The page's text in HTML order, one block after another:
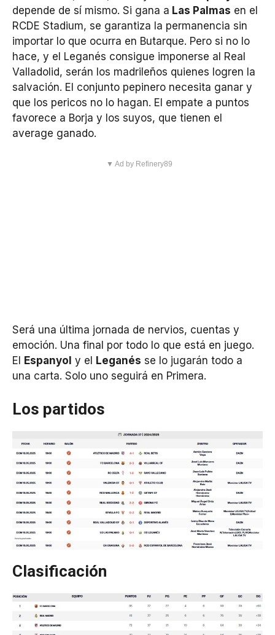
depende de sí mismo. Si gana a Las Palmas en el
RCDE Stadium, se garantiza la permanencia sin
importar lo que ocurra en Butarque. Pero si no lo
hace, y el Leganés consigue imponerse al Real
Valladolid, serán los madrileños quienes logren la
salvación. El conjunto pepinero necesita ganar y
que los pericos no lo hagan. El empate a puntos
favorece a Borja y los suyos, que tienen el
average ganado.
▼ Ad by Refinery89
Será una última jornada de nervios, cuentas y
emoción. Una final por todo lo que está en juego.
El
Espanyol y el Leganés se lo jugarán todo a
una carta. Solo uno seguirá en Primera.
Los partidos
Clasificación